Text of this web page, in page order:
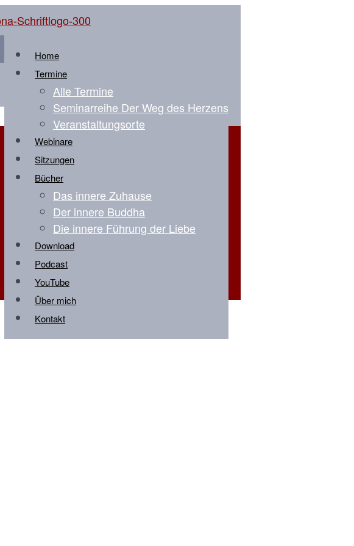
Home
Termine
Alle Termine
Seminarreihe Der Weg des Herzens
Veranstaltungsorte
Webinare
Sitzungen
Bücher
Das innere Zuhause
Der innere Buddha
Die innere Führung der Liebe
Download
Podcast
YouTube
Über mich
Kontakt